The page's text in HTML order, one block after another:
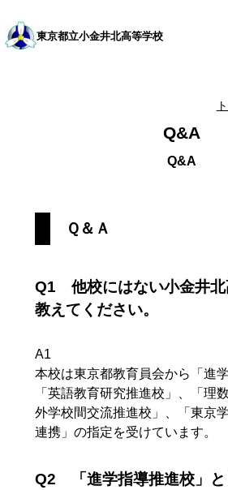
東京都立小金井北高等学校
Q&A
Ｑ＆Ａ
Q1 他校にはない小金井北
教えてください。
A1
本校は東京都教育員会から「進
「英語教育研究推進校」、「理
外学校間交流推進校」、「東京
連携」の指定を受けています。
Q2 「進学指導推進校」と